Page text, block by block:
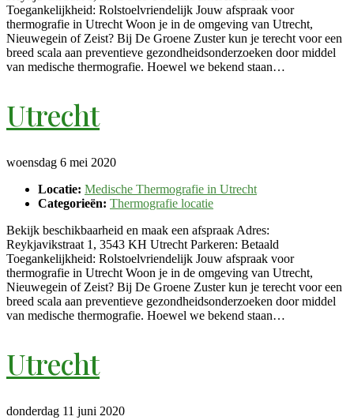
Toegankelijkheid: Rolstoelvriendelijk Jouw afspraak voor
thermografie in Utrecht Woon je in de omgeving van Utrecht,
Nieuwegein of Zeist? Bij De Groene Zuster kun je terecht voor een
breed scala aan preventieve gezondheidsonderzoeken door middel
van medische thermografie. Hoewel we bekend staan…
Utrecht
woensdag 6 mei 2020
Locatie: Medische Thermografie in Utrecht
Categorieën: Thermografie locatie
Bekijk beschikbaarheid en maak een afspraak Adres:
Reykjavikstraat 1, 3543 KH Utrecht Parkeren: Betaald
Toegankelijkheid: Rolstoelvriendelijk Jouw afspraak voor
thermografie in Utrecht Woon je in de omgeving van Utrecht,
Nieuwegein of Zeist? Bij De Groene Zuster kun je terecht voor een
breed scala aan preventieve gezondheidsonderzoeken door middel
van medische thermografie. Hoewel we bekend staan…
Utrecht
donderdag 11 juni 2020